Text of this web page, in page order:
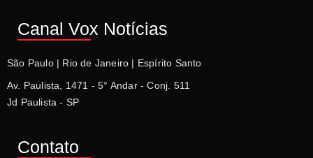
Canal Vox Notícias
São Paulo | Rio de Janeiro | Espírito Santo
Av. Paulista, 1471 - 5° Andar - Conj. 511
Jd Paulista - SP
Contato